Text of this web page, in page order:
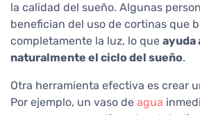
la calidad del sueño. Algunas
benefician del uso de cortinas que
completamente la luz, lo que ayuda
naturalmente el ciclo del sueño.
Otra herramienta efectiva es crear
Por ejemplo, un vaso de agua